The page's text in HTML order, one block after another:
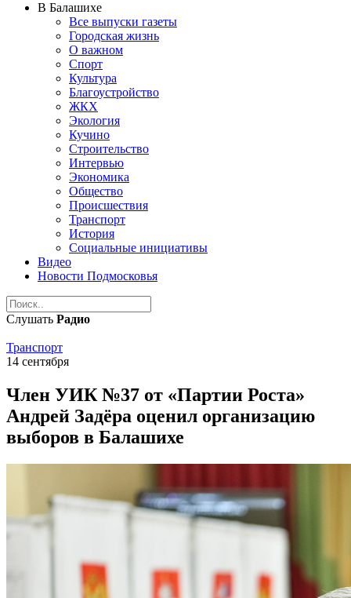
В Балашихе
Все выпуски газеты
Городская жизнь
О важном
Спорт
Культура
Благоустройство
ЖКХ
Экология
Кучино
Строительство
Интервью
Экономика
Общество
Происшествия
Транспорт
История
Социальные инициативы
Видео
Новости Подмосковья
Слушать Радио
Транспорт
14 сентября
Член УИК №37 от «Партии Роста»
Андрей Задёра оценил организацию
выборов в Балашихе